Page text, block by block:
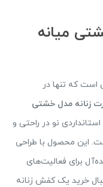
میانه
که تنها در
زنانه مدل خشتی
نو در راحتی و
این محصول با طراحی
برای فعالیت‌های
خرید یک کفش زنانه